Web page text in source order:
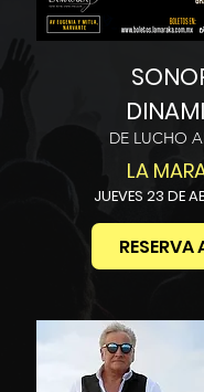
DE LUCHO
LA
JUEVES 23 DE
RESERVA